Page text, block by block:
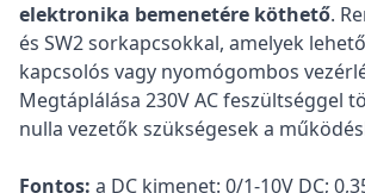
elektronika bemenetére köthető.
és SW2 sorkapcsokkal, amelyek
kapcsolós vagy nyomógombos
Megtáplálása 230V AC feszültséggel
nulla vezetők szükségesek a
Fontos: a DC kimenet: 0/1-10V DC;